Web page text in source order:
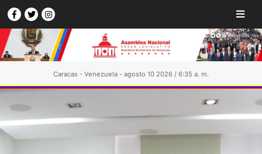
Caracas - Venezuela - agosto 10 2026 / 6:35 a. m.